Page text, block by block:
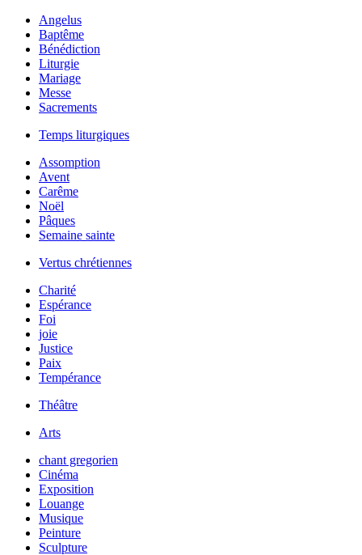
Angelus
Baptême
Bénédiction
Liturgie
Mariage
Messe
Sacrements
Temps liturgiques
Assomption
Avent
Carême
Noël
Pâques
Semaine sainte
Vertus chrétiennes
Charité
Espérance
Foi
joie
Justice
Paix
Tempérance
Théâtre
Arts
chant gregorien
Cinéma
Exposition
Louange
Musique
Peinture
Sculpture